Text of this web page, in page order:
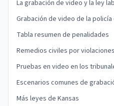
La grabación de video y la ley
Grabación de video de la policía
Tabla resumen de penalidades
Remedios civiles por
Pruebas en video en los
Escenarios comunes de
Más leyes de Kansas